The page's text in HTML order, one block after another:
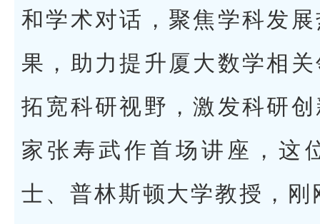
和学术对话，聚焦学科发
果，助力提升厦大数学相
拓宽科研视野，激发科研
家张寿武作首场讲座，这
士、普林斯顿大学教授，